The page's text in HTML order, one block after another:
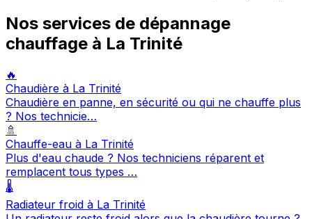
Nos services de dépannage
chauffage à La Trinité
🔥
Chaudière à La Trinité
Chaudière en panne, en sécurité ou qui ne chauffe plus
? Nos technicie…
🚿
Chauffe-eau à La Trinité
Plus d'eau chaude ? Nos techniciens réparent et
remplacent tous types …
🌡️
Radiateur froid à La Trinité